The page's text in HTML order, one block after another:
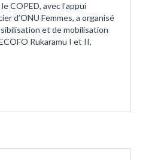
COPED, avec l’appui
d’ONU Femmes, a organisé
et de mobilisation
Rukaramu I et II,